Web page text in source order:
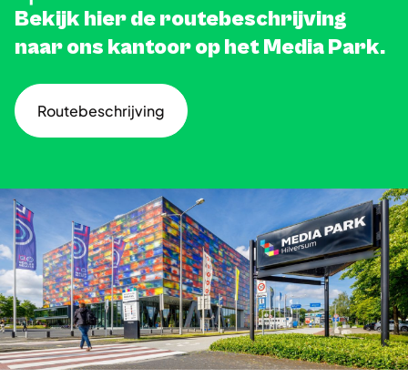
Bekijk hier de routebeschrijving
naar ons kantoor op het Media Park.
Routebeschrijving